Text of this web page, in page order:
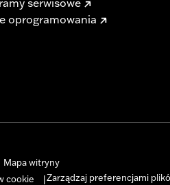
oprogramowania
Mapa witryny
cookie Zarządzaj preferencjami